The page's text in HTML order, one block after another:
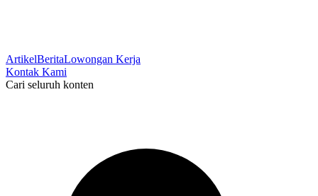
ArtikelBeritaLowongan Kerja
Kontak Kami
Cari seluruh konten